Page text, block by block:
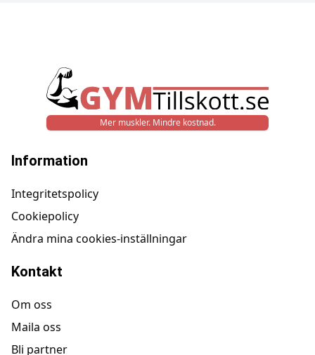
Mer muskler. Mindre kostnad.
Information
Integritetspolicy
Cookiepolicy
Ändra mina cookies-inställningar
Kontakt
Om oss
Maila oss
Bli partner